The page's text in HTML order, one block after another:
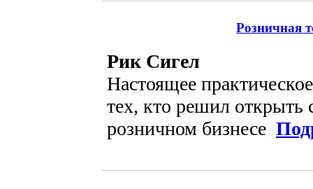
Розничная
Рик Сигел
Настоящее
тех, кто решил открыть
розничном бизнесе